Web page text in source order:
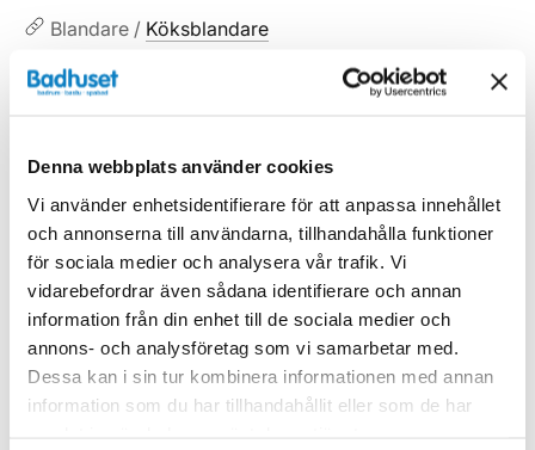
Denna webbplats använder cookies
Vi använder enhetsidentifierare för att anpassa innehållet
och annonserna till användarna, tillhandahålla funktioner
för sociala medier och analysera vår trafik. Vi
vidarebefordrar även sådana identifierare och annan
information från din enhet till de sociala medier och
annons- och analysföretag som vi samarbetar med.
Dessa kan i sin tur kombinera informationen med annan
information som du har tillhandahållit eller som de har
Blandare / Köksblandare
Blandare
Liknande produkter
Kampanj